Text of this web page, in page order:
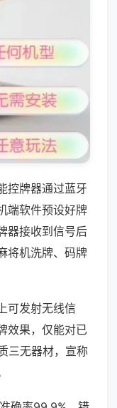
控牌器通过蓝牙
端软件预设好牌
器接收到信号后
将机洗牌、码牌
可发射无线信
效果，仅能对已
三无器材，宣称